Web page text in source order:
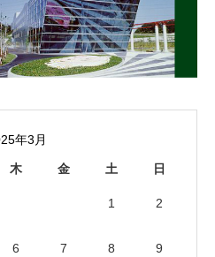
年3月
木 金 土 日
1 2
6 7 8 9